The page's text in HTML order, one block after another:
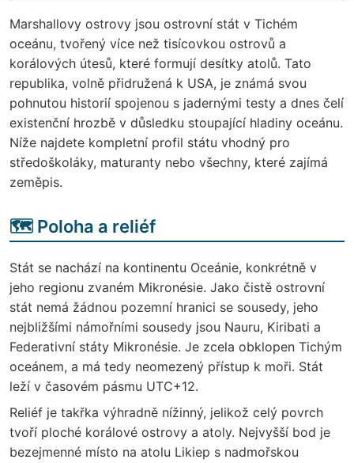
Marshallovy ostrovy jsou ostrovní stát v Tichém
oceánu, tvořený více než tisícovkou ostrovů a
korálových útesů, které formují desítky atolů. Tato
republika, volně přidružená k USA, je známá svou
pohnutou historií spojenou s jadernými testy a dnes čelí
existenční hrozbě v důsledku stoupající hladiny oceánu.
Níže najdete kompletní profil státu vhodný pro
středoškoláky, maturanty nebo všechny, které zajímá
zeměpis.
🗺️ Poloha a reliéf
Stát se nachází na kontinentu Oceánie, konkrétně v
jeho regionu zvaném Mikronésie. Jako čistě ostrovní
stát nemá žádnou pozemní hranici se sousedy, jeho
nejbližšími námořními sousedy jsou Nauru, Kiribati a
Federativní státy Mikronésie. Je zcela obklopen Tichým
oceánem, a má tedy neomezený přístup k moři. Stát
leží v časovém pásmu UTC+12.
Reliéf je takřka výhradně nížinný, jelikož celý povrch
tvoří ploché korálové ostrovy a atoly. Nejvyšší bod je
bezejmenné místo na atolu Likiep s nadmořskou